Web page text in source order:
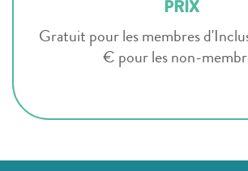
PRIX
Gratuit pour les membres
€ pour les non-